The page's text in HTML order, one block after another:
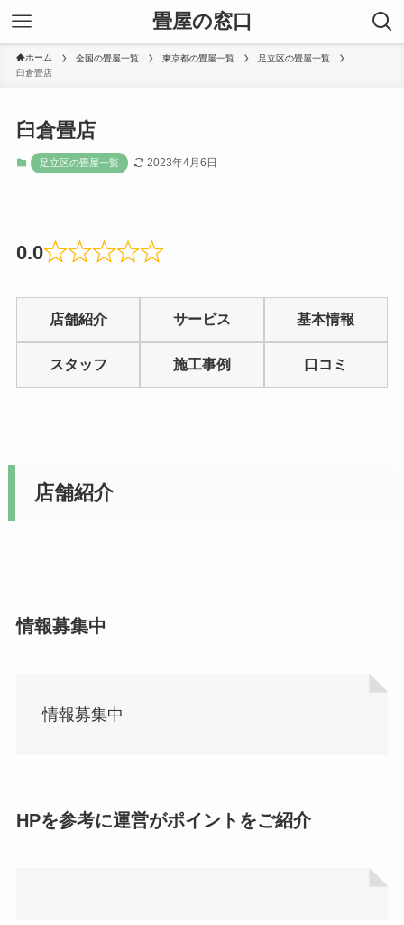
畳屋の窓口
ホーム 全国の畳屋一覧 東京都の畳屋一覧
足立区の畳屋一覧
臼倉畳店
臼倉畳店
足立区の畳屋一覧 2023年4月6日
0.0
Rated
0
out
5
店舗紹介 サービス 基本情報
スタッフ 施工事例 口コミ
店舗紹介
情報募集中
情報募集中
HPを参考に運営がポイントをご紹介